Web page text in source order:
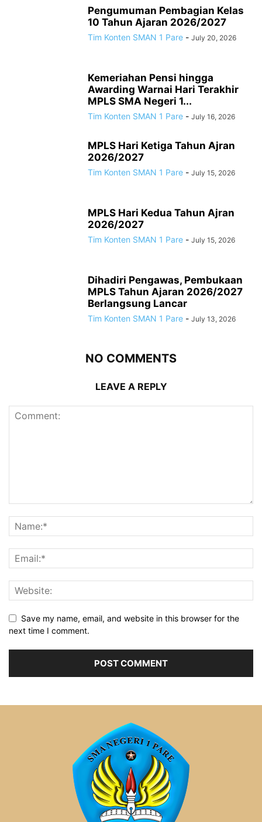
Pengumuman Pembagian Kelas
10 Tahun Ajaran 2026/2027
Tim Konten SMAN 1 Pare - July 20, 2026
Kemeriahan Pensi hingga
Awarding Warnai Hari Terakhir
MPLS SMA Negeri 1...
Tim Konten SMAN 1 Pare - July 16, 2026
MPLS Hari Ketiga Tahun Ajran
2026/2027
Tim Konten SMAN 1 Pare - July 15, 2026
MPLS Hari Kedua Tahun Ajran
2026/2027
Tim Konten SMAN 1 Pare - July 15, 2026
Dihadiri Pengawas, Pembukaan
MPLS Tahun Ajaran 2026/2027
Berlangsung Lancar
Tim Konten SMAN 1 Pare - July 13, 2026
NO COMMENTS
LEAVE A REPLY
Save my name, email, and website in this browser for the
next time I comment.